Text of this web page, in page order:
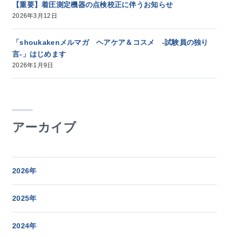
【重要】着圧測定機器の点検校正に伴うお知らせ
2026年3月12日
「shoukakenメルマガ ヘアケア＆コスメ -試験員の独り
言-」はじめます
2026年1月9日
アーカイブ
2026年
2025年
2024年